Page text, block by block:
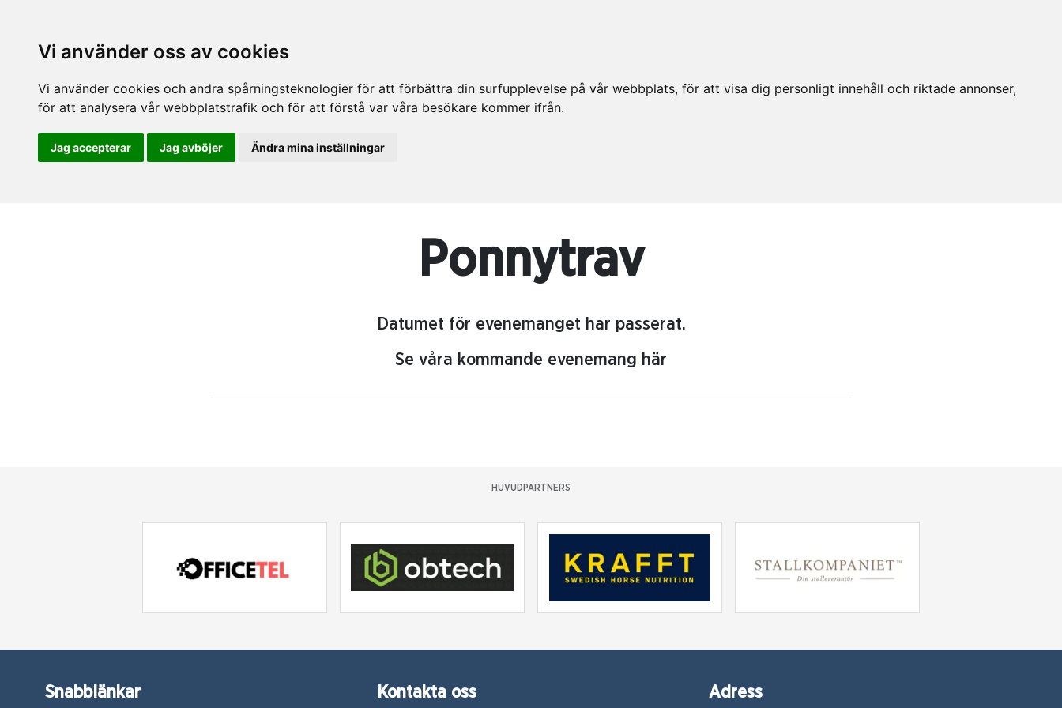
Vi använder oss av cookies
Vi använder cookies och andra spårningsteknologier för att förbättra din surfupplevelse på vår webbplats, för att visa dig personligt innehåll och riktade annonser,
för att analysera vår webbplatstrafik och för att förstå var våra besökare kommer ifrån.
Jag accepterar Jag avböjer Ändra mina inställningar
Ponnytrav
Datumet för evenemanget har passerat.
Se våra kommande evenemang här
HUVUDPARTNERS
Snabblänkar Kontakta oss Adress